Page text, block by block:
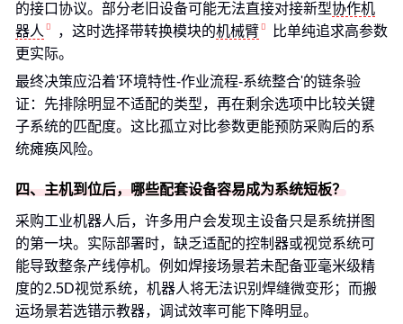
的接口协议。部分老旧设备可能无法直接对接新型协作机
器人
，这时选择带转换模块的机械臂
比单纯追求高参数
更实际。
最终决策应沿着'环境特性-作业流程-系统整合'的链条验
证：先排除明显不适配的类型，再在剩余选项中比较关键
子系统的匹配度。这比孤立对比参数更能预防采购后的系
统瘫痪风险。
四、主机到位后，哪些配套设备容易成为系统短板？
采购工业机器人后，许多用户会发现主设备只是系统拼图
的第一块。实际部署时，缺乏适配的控制器或视觉系统可
能导致整条产线停机。例如焊接场景若未配备亚毫米级精
度的2.5D视觉系统，机器人将无法识别焊缝微变形；而搬
运场景若选错示教器，调试效率可能下降明显。